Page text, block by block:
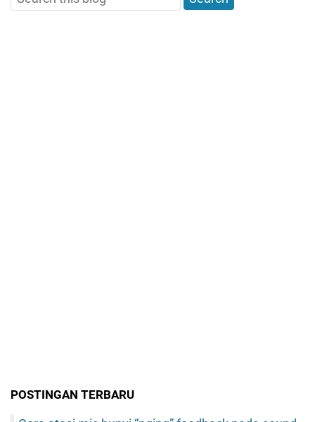
POSTINGAN TERBARU